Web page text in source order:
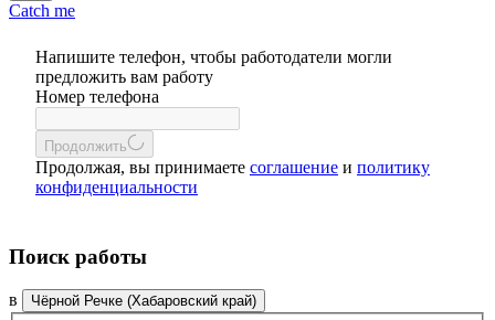
Catch me
Напишите телефон, чтобы работодатели могли
предложить вам работу
Номер телефона
Продолжить
Продолжая, вы принимаете соглашение и политику
конфиденциальности
Поиск работы
в Чёрной Речке (Хабаровский край)